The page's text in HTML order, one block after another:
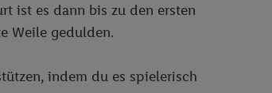
ist es dann bis zu den ersten
Weile gedulden.
indem du es spielerisch